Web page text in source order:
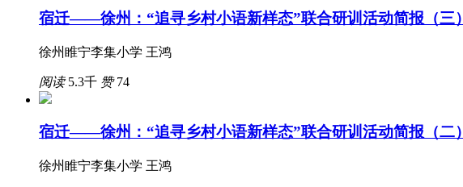
宿迁——徐州：“追寻乡村小语新样态”联合研训活动简报（三）
徐州睢宁李集小学 王鸿
阅读5.3千 赞74
宿迁——徐州：“追寻乡村小语新样态”联合研训活动简报（二）
徐州睢宁李集小学 王鸿